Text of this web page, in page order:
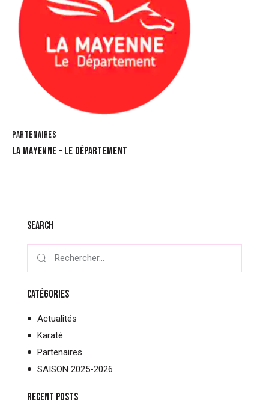
PARTENAIRES
LA MAYENNE – LE DÉPARTEMENT
SEARCH
CATÉGORIES
Actualités
Karaté
Partenaires
SAISON 2025-2026
RECENT POSTS